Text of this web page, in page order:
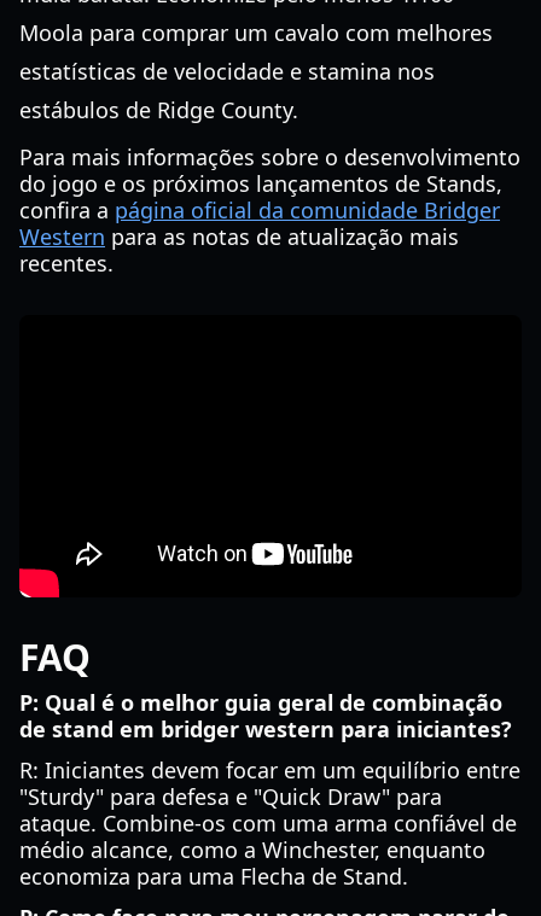
Moola para comprar um cavalo com melhores
estatísticas de velocidade e stamina nos
estábulos de Ridge County.
Para mais informações sobre o desenvolvimento
do jogo e os próximos lançamentos de Stands,
confira a página oficial da comunidade Bridger
Western para as notas de atualização mais
recentes.
FAQ
P: Qual é o melhor guia geral de combinação
de stand em bridger western para iniciantes?
R: Iniciantes devem focar em um equilíbrio entre
"Sturdy" para defesa e "Quick Draw" para
ataque. Combine-os com uma arma confiável de
médio alcance, como a Winchester, enquanto
economiza para uma Flecha de Stand.